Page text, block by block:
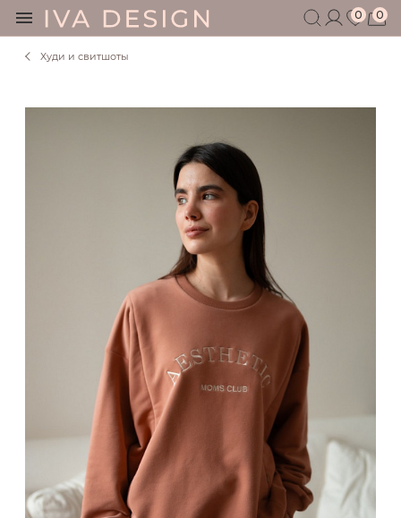
0 0
+7 495 401 6950
Худи и свитшоты